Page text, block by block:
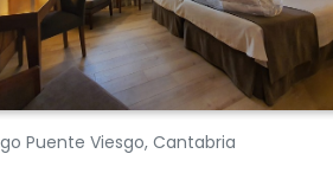
Puente Viesgo, Cantabria